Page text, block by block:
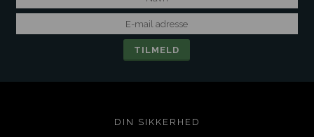
DIN SIKKERHED